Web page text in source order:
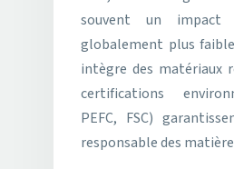
souvent un impact
globalement plus
intègre des matériaux
certifications
PEFC, FSC)
responsable des